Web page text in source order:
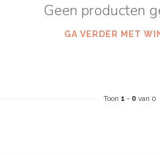
Geen producten
GA VERDER MET
Toon 1 - 0 van 0